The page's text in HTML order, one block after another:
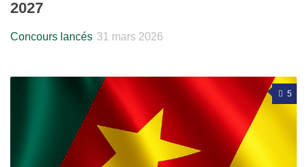
2027
Concours lancés 31 mars 2026
5